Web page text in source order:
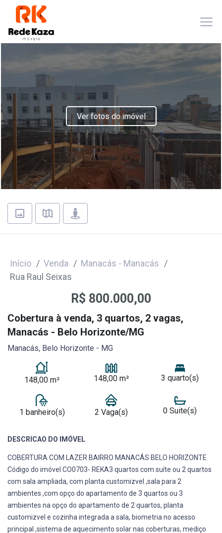
Ver fotos do imóvel
Início Venda
Manacás - Manacás
Rua Raul Seixas
R$ 800.000,00
Cobertura à venda, 3 quartos, 2 vagas,
Manacás - Belo Horizonte/MG
Manacás, Belo Horizonte - MG
148,00 m² 148,00 m² 3 quarto(s)
1 banheiro(s) 2 Vaga(s) 0 Suite(s)
DESCRICAO DO IMÓVEL
COBERTURA COM LAZER BAIRRO MANACÁS BELO HORIZONTE
Código do imóvel CO0703- REKA3 quartos com suíte ou 2 quartos
com sala ampliada, com planta customizvel ,sala para 2
ambientes ,com opço do apartamento de 3 quartos ou 3
ambientes na opço do apartamento de 2 quartos, planta
customizvel e cozinha integrada a sala, biometria no acesso
principal ,sistema de aquecimento solar nas coberturas, mediço